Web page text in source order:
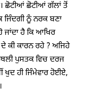
ਛੋਟੀਆਂ ਛੋਟੀਆਂ ਗੱਲਾਂ ਤੋਂ
ਨੂੰ ਨਰਕ ਬਣਾ
ਜਾਂਦਾ ਹੈ ਕਿ ਆਖਿਰ
ਕੀ ਕਾਰਨ ਰਹੇ ? ਅਜਿਹੇ
ਪੁਸਤਕ ਵਿਚ ਦਰਜ
ਹੀ ਜਿੰਮੇਵਾਰ ਹੋਈਏ,